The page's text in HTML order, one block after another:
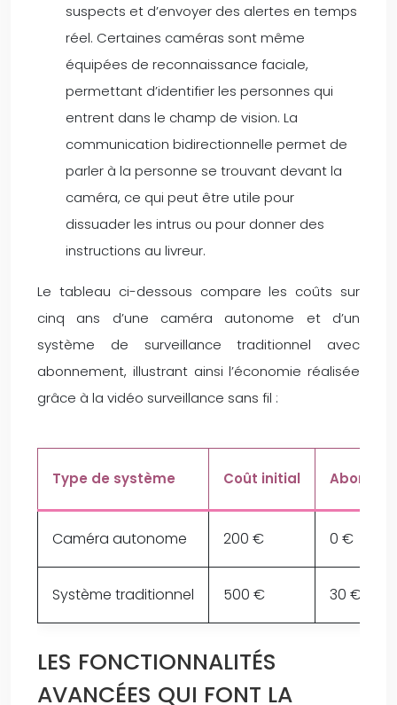
suspects et d’envoyer des alertes en temps
réel. Certaines caméras sont même
équipées de reconnaissance faciale,
permettant d’identifier les personnes qui
entrent dans le champ de vision. La
communication bidirectionnelle permet de
parler à la personne se trouvant devant la
caméra, ce qui peut être utile pour
dissuader les intrus ou pour donner des
instructions au livreur.
Le tableau ci-dessous compare les coûts sur
cinq ans d’une caméra autonome et d’un
système de surveillance traditionnel avec
abonnement, illustrant ainsi l’économie réalisée
grâce à la vidéo surveillance sans fil :
Type de système Coût initial
Caméra autonome 200 € 0 €
Système traditionnel 500 € 30 €
LES FONCTIONNALITÉS
AVANCÉES QUI FONT LA